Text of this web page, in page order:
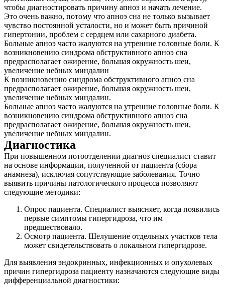
чтобы диагностировать причину апноэ и начать лечение.
Это очень важно, потому что апноэ сна не только вызывает
чувство постоянной усталости, но и может быть причиной
гипертонии, проблем с сердцем или сахарного диабета.
Больные апноэ часто жалуются на утренние головные боли. К
возникновению синдрома обструктивного апноэ сна
предрасполагает ожирение, большая окружность шеи,
увеличение небных миндалин
К возникновению синдрома обструктивного апноэ сна
предрасполагает ожирение, большая окружность шеи,
увеличение небных миндалин.
Больные апноэ часто жалуются на утренние головные боли. К
возникновению синдрома обструктивного апноэ сна
предрасполагает ожирение, большая окружность шеи,
увеличение небных миндалин.
Диагностика
При повышенном потоотделении диагноз специалист ставит
на основе информации, полученной от пациента (сбора
анамнеза), исключая сопутствующие заболевания. Точно
выявить причины патологического процесса позволяют
следующие методики:
Опрос пациента. Специалист выясняет, когда появились
первые симптомы гипергидроза, что им
предшествовало.
Осмотр пациента. Шелушение отдельных участков тела
может свидетельствовать о локальном гипергидрозе.
Для выявления эндокринных, инфекционных и опухолевых
причин гипергидроза пациенту назначаются следующие виды
дифференциальной диагностики: